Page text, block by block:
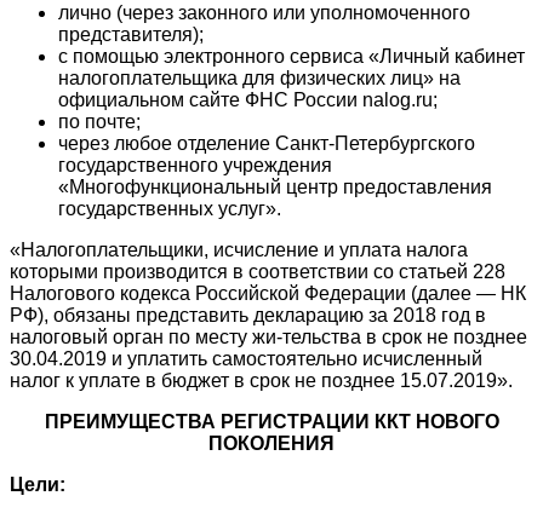
лично (через законного или уполномоченного
представителя);
с помощью электронного сервиса «Личный кабинет
налогоплательщика для физических лиц» на
официальном сайте ФНС России nalog.ru;
по почте;
через любое отделение Санкт-Петербургского
государственного учреждения
«Многофункциональный центр предоставления
государственных услуг».
«Налогоплательщики, исчисление и уплата налога
которыми производится в соответствии со статьей 228
Налогового кодекса Российской Федерации (далее — НК
РФ), обязаны представить декларацию за 2018 год в
налоговый орган по месту жи-тельства в срок не позднее
30.04.2019 и уплатить самостоятельно исчисленный
налог к уплате в бюджет в срок не позднее 15.07.2019».
ПРЕИМУЩЕСТВА РЕГИСТРАЦИИ ККТ НОВОГО
ПОКОЛЕНИЯ
Цели: